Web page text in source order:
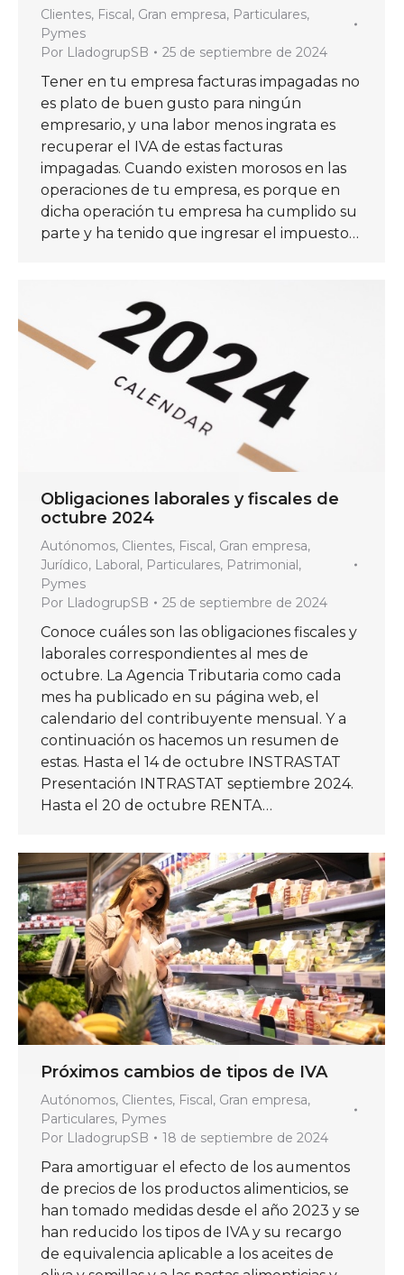
Clientes, Fiscal, Gran empresa, Particulares,
Pymes
Por LladogrupSB 25 de septiembre de 2024
Tener en tu empresa facturas impagadas no
es plato de buen gusto para ningún
empresario, y una labor menos ingrata es
recuperar el IVA de estas facturas
impagadas. Cuando existen morosos en las
operaciones de tu empresa, es porque en
dicha operación tu empresa ha cumplido su
parte y ha tenido que ingresar el impuesto…
Obligaciones laborales y fiscales de
octubre 2024
Autónomos, Clientes, Fiscal, Gran empresa,
Jurídico, Laboral, Particulares, Patrimonial,
Pymes
Por LladogrupSB 25 de septiembre de 2024
Conoce cuáles son las obligaciones fiscales y
laborales correspondientes al mes de
octubre. La Agencia Tributaria como cada
mes ha publicado en su página web, el
calendario del contribuyente mensual. Y a
continuación os hacemos un resumen de
estas. Hasta el 14 de octubre INSTRASTAT
Presentación INTRASTAT septiembre 2024.
Hasta el 20 de octubre RENTA…
Próximos cambios de tipos de IVA
Autónomos, Clientes, Fiscal, Gran empresa,
Particulares, Pymes
Por LladogrupSB 18 de septiembre de 2024
Para amortiguar el efecto de los aumentos
de precios de los productos alimenticios, se
han tomado medidas desde el año 2023 y se
han reducido los tipos de IVA y su recargo
de equivalencia aplicable a los aceites de